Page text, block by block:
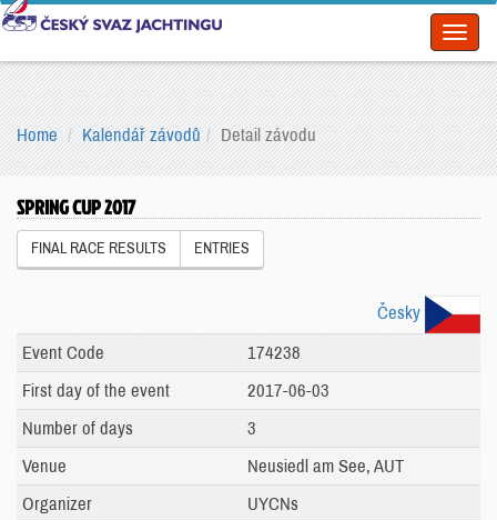
Home Kalendář závodů Detail závodu
SPRING CUP 2017
FINAL RACE RESULTS ENTRIES
Česky
Event Code
174238
First day of the event
2017-06-03
Number of days
3
Venue
Neusiedl am See, AUT
Organizer
UYCNs